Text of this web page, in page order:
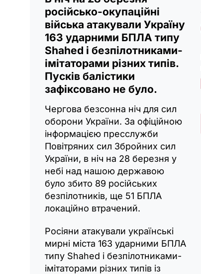
російсько-окупаційні
війська атакували Україну
163 ударними БПЛА типу
Shahed і безпілотниками-
імітаторами різних типів.
Пусків балістики
зафіксовано не було.
Чергова безсонна ніч для сил
оборони України. За офіційною
інформацією пресслужби
Повітряних сил Збройних сил
України, в ніч на 28 березня у
небі над нашою державою
було збито 89 російських
безпілотників, ще 51 БПЛА
локаційно втрачений.
Росіяни атакували українські
мирні міста 163 ударними БПЛА
типу Shahed і безпілотниками-
імітаторами різних типів із